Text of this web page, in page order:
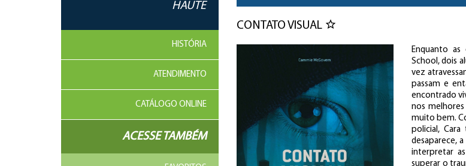
HAUTE
HISTÓRIA
ATENDIMENTO
CATÁLOGO ONLINE
ACESSE TAMBÉM
CONTATO VISUAL
Enquanto as
School, dois
vez
passam e
encontrado
nos melhores
muito bem.
policial,
desaparece,
interpretar
superar o